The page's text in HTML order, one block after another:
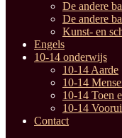
De andere
De andere
Kunst- en
Engels
10-14 onderwijs
10-14 Aarde
10-14
10-14 Toen
10-14
Contact